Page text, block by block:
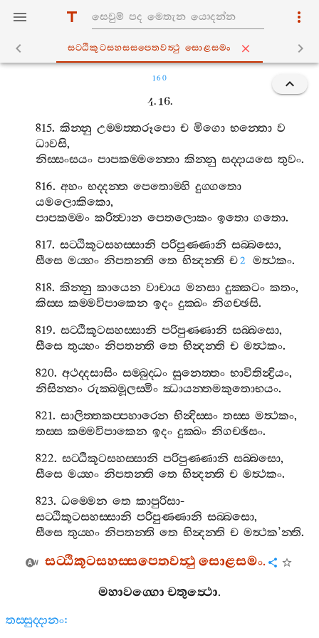
සට‍්ඨිකූටසහස‍්සපෙතවත්‍ථු සොළසමං
160
4. 16.
815.කින‍්නු උම‍්මත‍්තරූපො ච මිගො භන‍්තො ව
ධාවසි,
නිස‍්සංසයං පාපකම‍්මන‍්තො කින‍්නු සද‍්දායසෙ තුවං.
816.අහං භද‍්දන‍්ත පෙතොම‍්හි දුග‍්ගතො
යමලොකිකො,
පාපකම‍්මං කරිත්‍වාන පෙතලොකං ඉතො ගතො.
817.සට‍්ඨිකූටසහස‍්සානි පරිපුණ‍්ණානි සබ‍්බසො,
සීසෙ මය‍්හං නිපතන‍්ති තෙ භින්‍දන‍්ති ච2 මත්‍ථකං.
818.කින‍්නු කායෙන වාචාය මනසා දුක‍්කටං කතං,
කිස‍්ස කම‍්මවිපාකෙන ඉදං දුක‍්ඛං නිගච‍්ඡසි.
819.සට‍්ඨිකූටසහස‍්සානි පරිපුණ‍්ණානි සබ‍්බසො,
සීසෙ තුය‍්හං නිපතන‍්ති තෙ භින්‍දන‍්ති ච මත්‍ථකං.
820.අථද‍්දසාසිං සම‍්බුද‍්ධං සුනෙත‍්තං භාවිතින්‍ද්‍රියං,
නිසින‍්නං රුක‍්ඛමූලස‍්මිං ඣායන‍්තමකුතොභයං.
821.සාලිත‍්තකප‍්පහාරෙන භින්‍දිස‍්සං තස‍්ස මත්‍ථකං,
තස‍්ස කම‍්මවිපාකෙන ඉදං දුක‍්ඛං නිගච‍්ඡිසං.
822.සට‍්ඨිකූටසහස‍්සානි පරිපුණ‍්ණානි සබ‍්බසො,
සීසෙ මය‍්හං නිපතන‍්ති තෙ භින්‍දන‍්ති ච මත්‍ථකං.
823.ධම‍්මෙන තෙ කාපුරිසා-
සට‍්ඨිකූටසහස‍්සානි පරිපුණ‍්ණානි සබ‍්බසො,
සීසෙ තුය‍්හං නිපතන‍්ති තෙ භින්‍දන‍්ති ච මත්‍ථක’න‍්ති.
සට‍්ඨිකූටසහස‍්සපෙතවත්‍ථුසොළසමං.
මහාවග‍්ගො චතුත්‍ථො.
තස‍්සුද‍්දානං: